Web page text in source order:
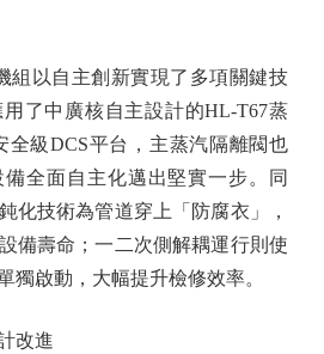
以自主創新實現了多項關鍵技
了中廣核自主設計的HL-T67蒸
全級DCS平台，主蒸汽隔離閥也
全面自主化邁出堅實一步。同
化技術為管道穿上「防腐衣」，
備壽命；一二次側解耦運行則使
獨啟動，大幅提升檢修效率。
改進